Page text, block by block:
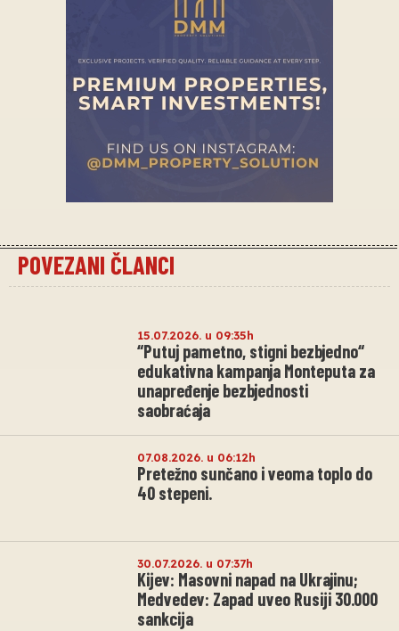
POVEZANI ČLANCI
15.07.2026. u 09:35h
“Putuj pametno, stigni bezbjedno“
edukativna kampanja Monteputa za
unapređenje bezbjednosti
saobraćaja
07.08.2026. u 06:12h
Pretežno sunčano i veoma toplo do
40 stepeni.
30.07.2026. u 07:37h
Kijev: Masovni napad na Ukrajinu;
Medvedev: Zapad uveo Rusiji 30.000
sankcija